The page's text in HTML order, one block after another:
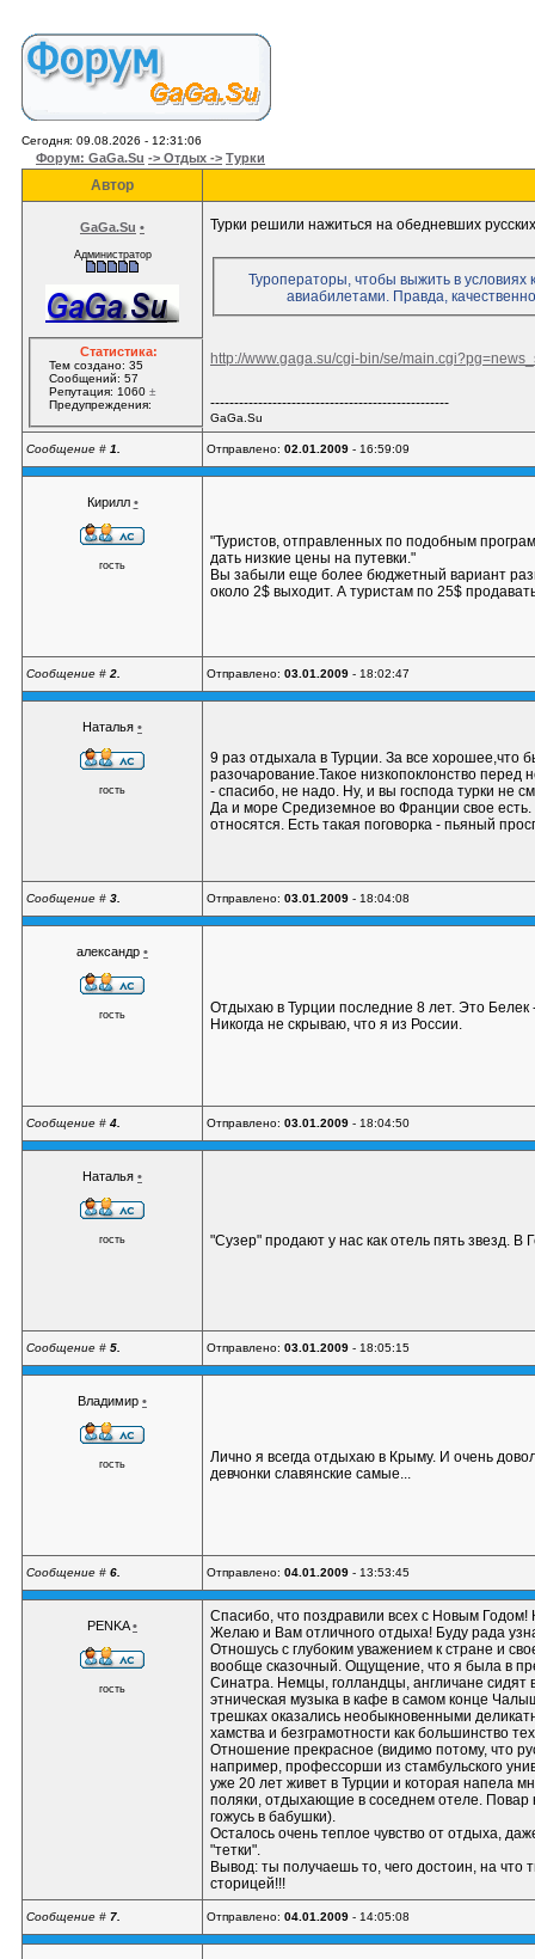
Сегодня: 09.08.2026 - 12:31:06
Форум: GaGa.Su -> Отдых -> Турки
Автор
GaGa.Su •
Администратор
Статистика:
Тем создано: 35
Сообщений: 57
Репутация: 1060±
Предупреждения:
Турки решили нажиться на обедневших русских
Туроператоры, чтобы выжить в
авиабилетами. Правда,
http://www.gaga.su/cgi-bin/se/
--------------------------------------------------
GaGa.Su
Сообщение # 1. Отправлено: 02.01.2009 - 16:59:09
Кирилл •
гость
"Туристов, отправленных по подобным
дать низкие цены на путевки."
Вы забыли еще более бюджетный вариант
около 2$ выходит. А туристам по 25$
Сообщение # 2. Отправлено: 03.01.2009 - 18:02:47
Наталья •
гость
9 раз отдыхала в Турции. За все хорошее,что
разочарование.Такое низкопоклонство перед
- спасибо, не надо. Ну, и вы господа турки не
Да и море Средиземное во Франции свое есть.
относятся. Есть такая поговорка - пьяный
Сообщение # 3. Отправлено: 03.01.2009 - 18:04:08
александр •
гость
Отдыхаю в Турции последние 8 лет. Это Белек
Никогда не скрываю, что я из России.
Сообщение # 4. Отправлено: 03.01.2009 - 18:04:50
Наталья •
гость "Cузер" продают у нас как отель пять звезд. В
Сообщение # 5. Отправлено: 03.01.2009 - 18:05:15
Владимир •
гость
Лично я всегда отдыхаю в Крыму. И очень
девчонки славянские самые...
Сообщение # 6. Отправлено: 04.01.2009 - 13:53:45
PENKA•
гость
Спасибо, что поздравили всех с Новым Годом!
Желаю и Вам отличного отдыха! Буду рада
Отношусь с глубоким уважением к стране и
вообще сказочный. Ощущение, что я была в
Синатра. Немцы, голландцы, англичане сидят
этническая музыка в кафе в самом конце
трешках оказались необыкновенными
хамства и безграмотности как большинство
Отношение прекрасное (видимо потому, что
например, профессорши из стамбульского
уже 20 лет живет в Турции и которая напела
поляки, отдыхающие в соседнем отеле.
гожусь в бабушки).
Осталось очень теплое чувство от отдыха,
"тетки".
Вывод: ты получаешь то, чего достоин, на
сторицей!!!
Сообщение # 7. Отправлено: 04.01.2009 - 14:05:08